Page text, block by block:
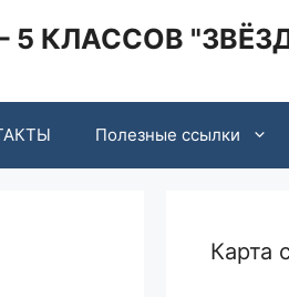
КЛАССОВ
Полезные ссылки
Карта